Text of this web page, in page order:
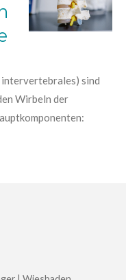
intervertebrales) sind
Wirbeln der